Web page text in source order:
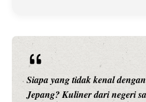
Siapa yang tidak kenal
Jepang? Kuliner dari negeri